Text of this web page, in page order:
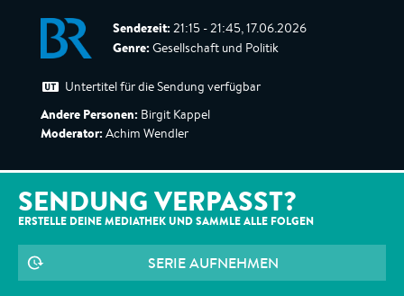
Sendezeit: 21:15 - 21:45, 17.06.2026
Genre: Gesellschaft und Politik
Untertitel für die Sendung verfügbar
Andere Personen: Birgit Kappel
Moderator: Achim Wendler
SENDUNG VERPASST?
ERSTELLE DEINE MEDIATHEK UND SAMMLE ALLE FOLGEN
SERIE AUFNEHMEN